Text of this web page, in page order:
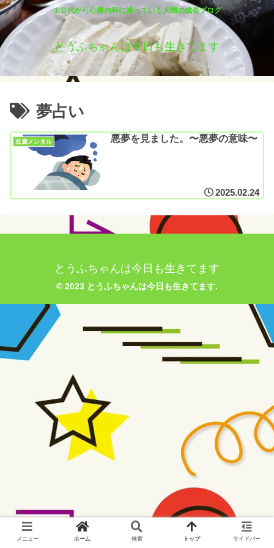
１０代から心療内科に通っている人間の成長ブログ
とうふちゃんは今日も生きてます
夢占い
豆腐メンタル 悪夢を見ました。〜悪夢の意味〜
2025.02.24
とうふちゃんは今日も生きてます
© 2023 とうふちゃんは今日も生きてます.
メニュー ホーム 検索 トップ サイドバー